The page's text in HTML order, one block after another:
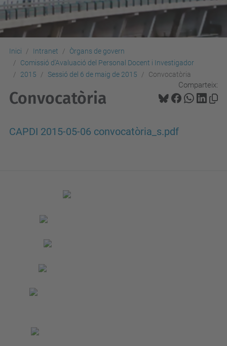
Inici Intranet
Òrgans de govern
Comissió d'Avaluació del Personal Docent i Investigador
2015
Sessió del 6 de maig de 2015 Convocatòria
Comparteix:
Convocatòria
CAPDI 2015-05-06 convocatòria_s.pdf